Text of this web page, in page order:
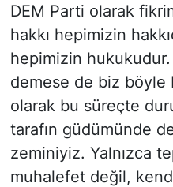
DEM Parti olarak
hakkı hepimizin
hepimizin
demese de biz böyle
olarak bu süreçte
tarafın güdümünde
zeminiyiz. Yalnızca
muhalefet değil,